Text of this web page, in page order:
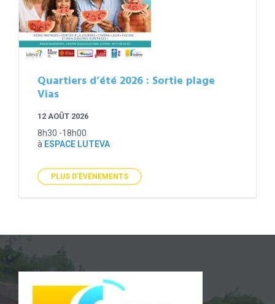
Quartiers d’été 2026 : Sortie plage
Vias
12 AOÛT 2026
8h30 -18h00
à ESPACE LUTEVA
PLUS D'ÉVÉNEMENTS